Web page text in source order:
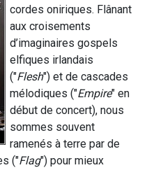
cordes oniriques. Flânant
aux croisements
d’imaginaires gospels
elfiques irlandais
("Flesh") et de cascades
mélodiques ("Empire" en
début de concert), nous
sommes souvent
ramenés à terre par de
("Flag") pour mieux